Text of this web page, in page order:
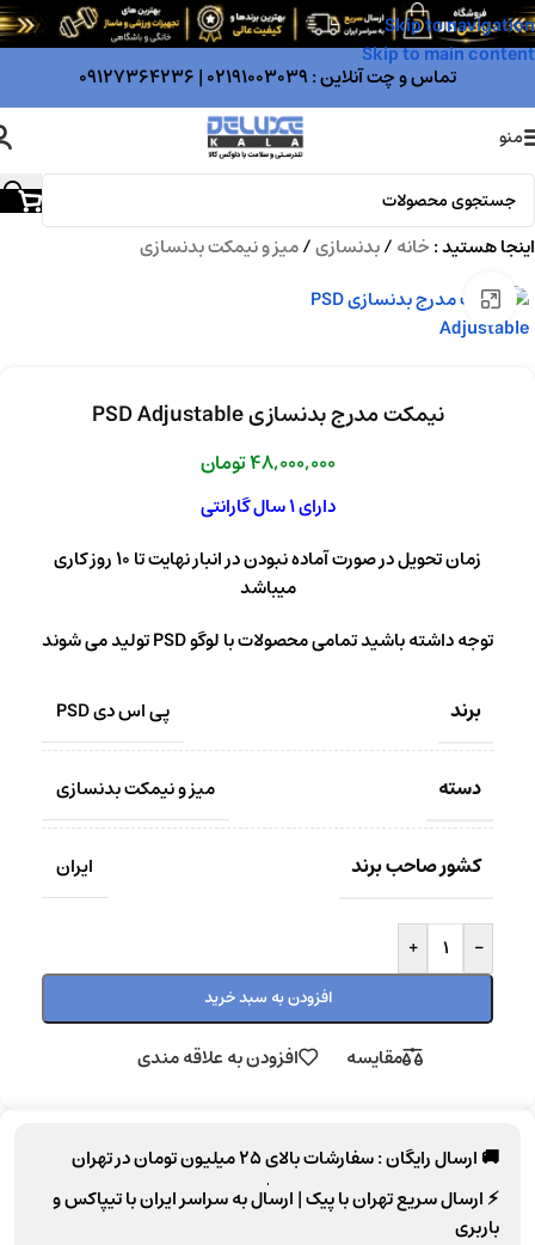
Skip to navigation
Skip to main content
تماس و چت آنلاین :02191003039
|
09127364236
منو
اینجا هستید :خانه/بدنسازی/میز و نیمکت بدنسازی
بزرگنمایی تصویر
نیمکت مدرج بدنسازی PSD Adjustable
48,000,000تومان
دارای 1 سال گارانتی
زمان تحویل در صورت آماده نبودن در انبار نهایت تا 10 روز کاری
میباشد
توجه داشته باشید تمامی محصولات با لوگو PSD تولید می شوند
برند پی اس دی PSD
دسته میز و نیمکت بدنسازی
کشور صاحب برند ایران
-
+
افزودن به سبد خرید
مقایسه افزودن به علاقه مندی
🚚 ارسال رایگان :سفارشات بالای25 میلیون تومان
در تهران
⚡ارسال سریع تهرانبا پیک |ارسال به سراسر ایرانبا تیپاکس و
باربری